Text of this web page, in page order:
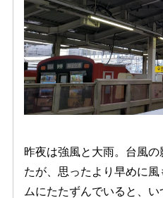
昨夜は強風と大雨。台風
たが、思ったより早めに
ムにたたずんでいると、